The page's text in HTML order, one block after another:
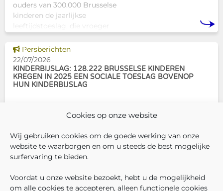
Cookies op onze website
Wij gebruiken cookies om de goede werking van onze
website te waarborgen en om u steeds de best mogelijke
surfervaring te bieden.
Voordat u onze website bezoekt, hebt u de mogelijkheid
om alle cookies te accepteren, alleen functionele cookies
ouders van 300.000 Brusselse
kinderen de jaarlijkse
leeftijdstoeslag, die vroeger
schoolpremie. Deze financiële
ondersteuning helpt gezinnen
om de kosten
Dit nieuws tonen
Persberichten
22/07/2026
KINDERBIJSLAG: 128.222 BRUSSELSE KINDEREN
KREGEN IN 2025 EEN SOCIALE TOESLAG BOVENOP
HUN KINDERBIJSLAG
In december 2025 hadden
304.966 Brusselse kinderen
recht op kinderbijslag. Van hen
ontvingen 128.222 kinderen ook
een sociale toeslag boven op
komt overeen met 42,04% van
WIE ZIJN WIJ ?
WERKEN BIJ ONS